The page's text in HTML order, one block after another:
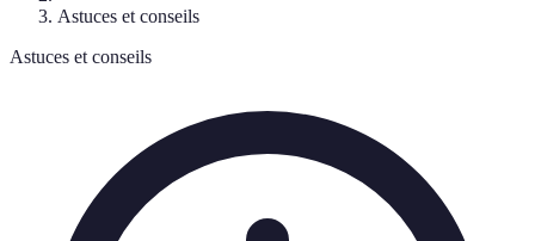
Astuces et conseils
Astuces et conseils